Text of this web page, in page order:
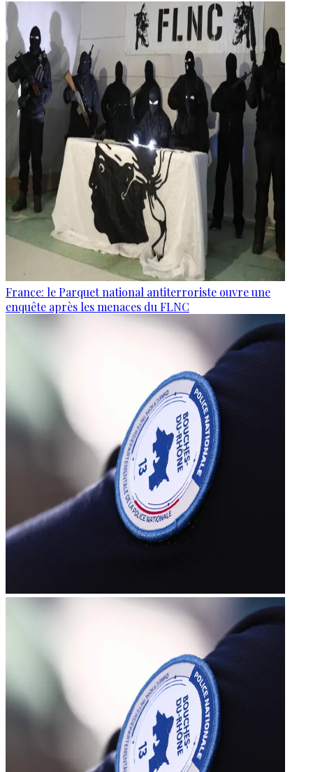
France: le Parquet national antiterroriste ouvre une
enquête après les menaces du FLNC